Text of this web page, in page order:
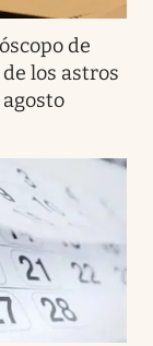
de
los astros